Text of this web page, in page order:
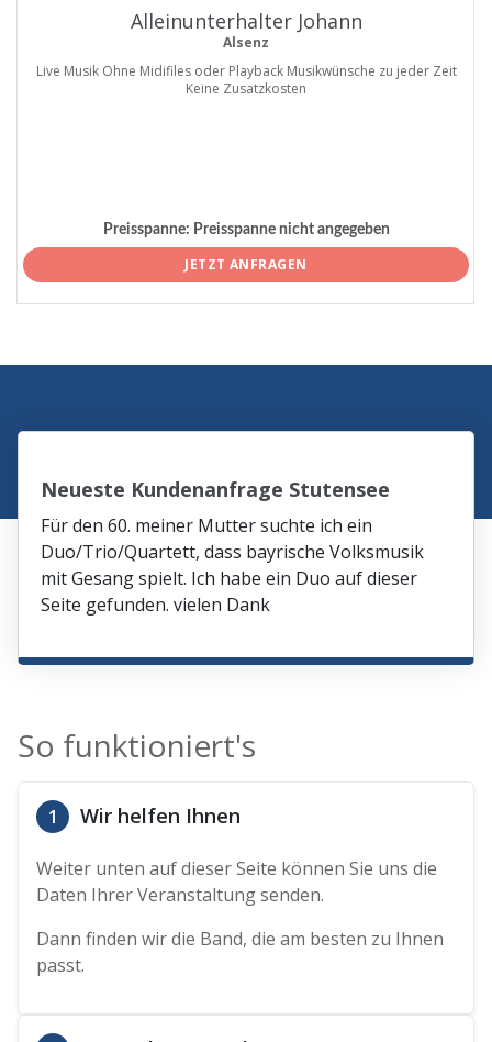
Alleinunterhalter Johann
Alsenz
Live Musik Ohne Midifiles oder Playback Musikwünsche zu jeder Zeit
Keine Zusatzkosten
Preisspanne: Preisspanne nicht angegeben
JETZT ANFRAGEN
Neueste Kundenanfrage Stutensee
Für den 60. meiner Mutter suchte ich ein
Duo/Trio/Quartett, dass bayrische Volksmusik
mit Gesang spielt. Ich habe ein Duo auf dieser
Seite gefunden. vielen Dank
So funktioniert's
1 Wir helfen Ihnen
Weiter unten auf dieser Seite können Sie uns die
Daten Ihrer Veranstaltung senden.
Dann finden wir die Band, die am besten zu Ihnen
passt.